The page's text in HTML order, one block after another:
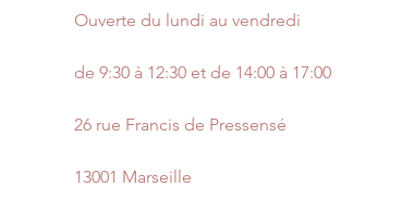
Ouverte du lundi au vendredi
de 9:30 à 12:30 et de 14:00 à 17:00
26 rue Francis de Pressensé
13001 Marseille